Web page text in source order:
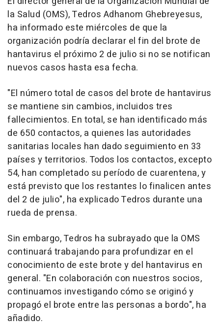
la Salud (OMS), Tedros Adhanom Ghebreyesus,
ha informado este miércoles de que la
organización podría declarar el fin del brote de
hantavirus el próximo 2 de julio si no se notifican
nuevos casos hasta esa fecha.
"El número total de casos del brote de hantavirus
se mantiene sin cambios, incluidos tres
fallecimientos. En total, se han identificado más
de 650 contactos, a quienes las autoridades
sanitarias locales han dado seguimiento en 33
países y territorios. Todos los contactos, excepto
54, han completado su período de cuarentena, y
está previsto que los restantes lo finalicen antes
del 2 de julio", ha explicado Tedros durante una
rueda de prensa.
Sin embargo, Tedros ha subrayado que la OMS
continuará trabajando para profundizar en el
conocimiento de este brote y del hantavirus en
general. "En colaboración con nuestros socios,
continuamos investigando cómo se originó y
propagó el brote entre las personas a bordo", ha
añadido.